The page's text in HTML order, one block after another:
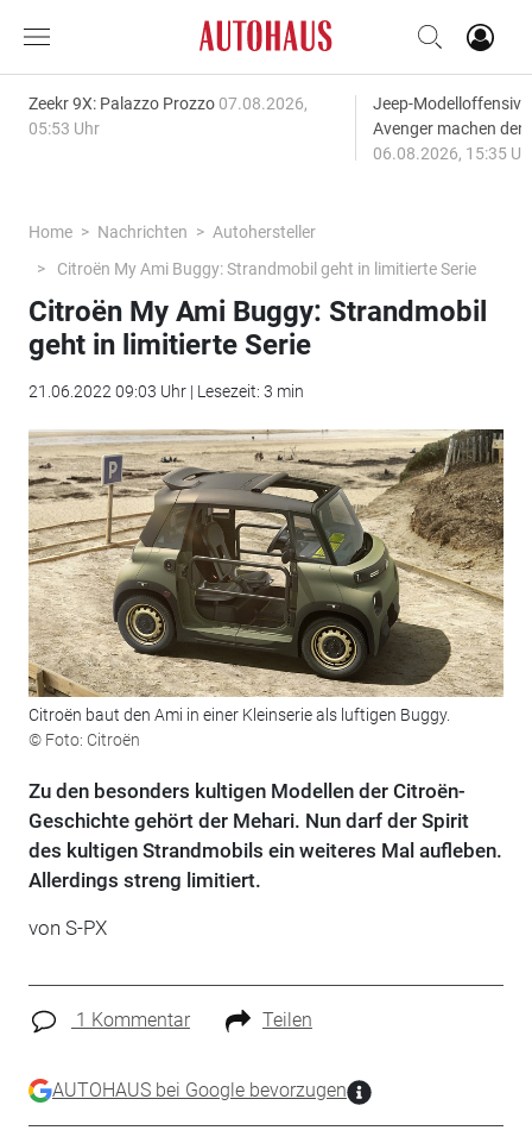
Zeekr 9X: Palazzo Prozzo 07.08.2026,
05:53 Uhr
Jeep-
Avenger machen
06.08.2026, 15:35
Home Nachrichten
Autohersteller
Citroën My Ami Buggy: Strandmobil geht in limitierte Serie
Citroën My Ami Buggy: Strandmobil
geht in limitierte Serie
21.06.2022 09:03 Uhr | Lesezeit: 3 min
Citroën baut den Ami in einer Kleinserie als luftigen Buggy.
© Foto: Citroën
Zu den besonders kultigen Modellen der Citroën-
Geschichte gehört der Mehari. Nun darf der Spirit
des kultigen Strandmobils ein weiteres Mal aufleben.
Allerdings streng limitiert.
von S-PX
1 Kommentar Teilen
AUTOHAUS bei Google bevorzugen